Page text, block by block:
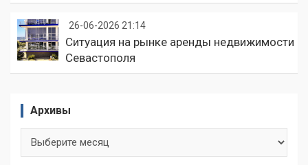
26-06-2026 21:14
Ситуация на рынке аренды недвижимости
Севастополя
Архивы